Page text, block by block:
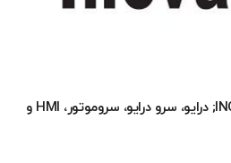
تعمیرات اینوونس INOVANCE; درایو، سرو درایو، سروموتور، HMI و